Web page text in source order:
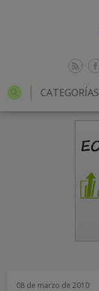
CATEGORÍAS
08 de marzo de 2010